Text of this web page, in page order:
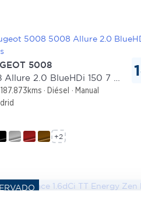
5008
187.873kms Diésel
Manual
+2